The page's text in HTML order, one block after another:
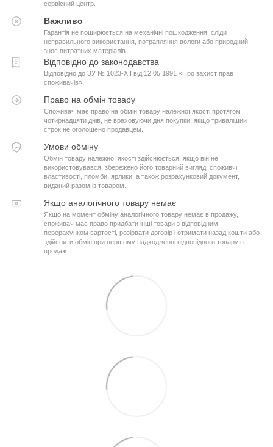
сервісний центр.
Важливо
Гарантія не поширюється на механічні пошкодження, сліди
неправильного використання, потрапляння вологи або природний
знос витратних матеріалів.
Відповідно до законодавства
Відповідно до ЗУ № 1023-XII від 12.05.1991 «Про захист прав
споживачів».
Право на обмін товару
Споживач має право на обмін товару належної якості протягом
чотирнадцяти днів, не враховуючи дня покупки, якщо триваліший
строк не оголошено продавцем.
Умови обміну
Обмін товару належної якості здійснюється, якщо він не
використовувався, збережено його товарний вигляд, споживчі
властивості, пломби, ярлики, а також розрахунковий документ,
виданий разом із товаром.
Якщо аналогічного товару немає
Якщо на момент обміну аналогічного товару немає в продажу,
споживач має право придбати інші товари з відповідним
перерахунком вартості, розірвати договір і отримати назад кошти або
здійснити обмін при першому надходженні відповідного товару в
продаж.